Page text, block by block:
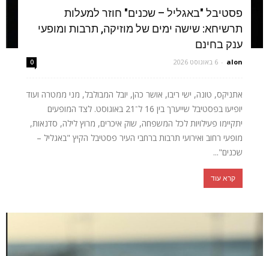
פסטיבל "באגליל – שכנים" חוזר למעלות
תרשיחא: שישה ימים של מוזיקה, תרבות ומופעי
ענק בחינם
alon
- 6 באוגוסט 2026 0
אתניקס, טונה, ישי ריבו, אושר כהן, יובל המבולבל, מני ממטרה ועוד
יופיעו בפסטיבל שייערך בין 16 ל־21 באוגוסט. לצד המופעים
יתקיימו פעילויות לכל המשפחה, שוק איכרים, מרוץ לילה, סדנאות,
מופעי רחוב ואירועי תרבות ברחבי העיר פסטיבל הקיץ "באגליל –
שכנים"...
קרא עוד